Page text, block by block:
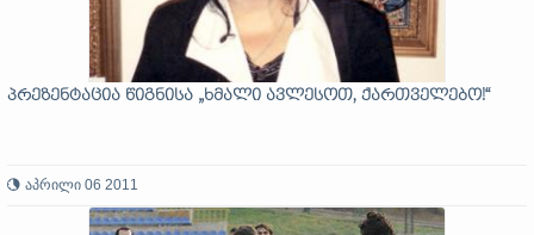
პრეზენტაცია წიგნისა „ხმალი ავლესოთ, ქართველებო!“
აპრილი 06 2011